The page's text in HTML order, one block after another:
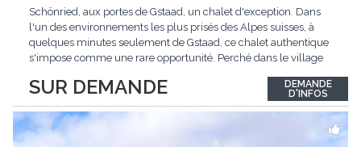
SUR DEMANDE
Schönried, aux portes de Gstaad, un chalet d'exception. Dans
l'un des environnements les plus prisés des Alpes suisses, à
quelques minutes seulement de Gstaad, ce chalet authentique
s'impose comme une rare opportunité. Perché dans le village
station et les sommets qui l'encadrent, un spectacle qui change
au fil des saisons. Avec...
DEMANDE
D'INFOS